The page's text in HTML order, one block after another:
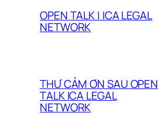
OPEN TALK | ICA LEGAL
NETWORK
THƯ CẢM ƠN SAU OPEN
TALK ICA LEGAL
NETWORK